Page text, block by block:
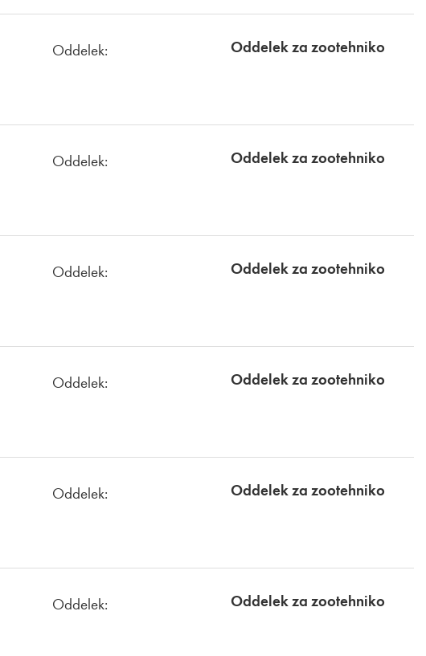
Oddelek: Oddelek za zootehniko
Oddelek: Oddelek za zootehniko
Oddelek: Oddelek za zootehniko
Oddelek: Oddelek za zootehniko
Oddelek: Oddelek za zootehniko
Oddelek: Oddelek za zootehniko